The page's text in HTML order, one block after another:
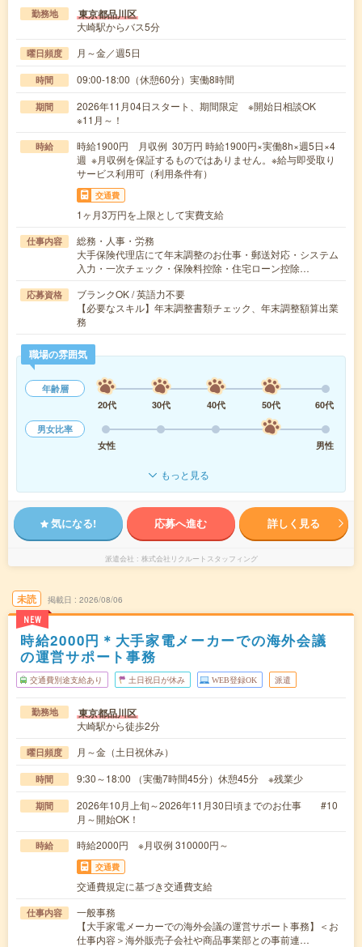
勤務地 東京都品川区
大崎駅からバス5分
曜日頻度 月～金／週5日
時間 09:00-18:00（休憩60分）実働8時間
期間
2026年11月04日スタート、期間限定 ※開始日相談OK
※11月～！
時給
時給1900円 月収例 30万円 時給1900円×実働8h×週5日×4
週 ※月収例を保証するものではありません。※給与即受取り
サービス利用可（利用条件有）
交通費
1ヶ月3万円を上限として実費支給
仕事内容
総務・人事・労務
大手保険代理店にて年末調整のお仕事・郵送対応・システム
入力・一次チェック・保険料控除・住宅ローン控除…
応募資格
ブランクOK / 英語力不要
【必要なスキル】年末調整書類チェック、年末調整額算出業
務
職場の雰囲気
年齢層
20代
30代 40代 50代
60代
男女比率
女性
男性
もっと見る
気になる! 応募へ進む 詳しく見る
派遣会社 株式会社リクルートスタッフィング
未読
NEW
掲載日 2026/08/06
時給2000円＊大手家電メーカーでの海外会議
の運営サポート事務
交通費別途支給あり 土日祝日が休み WEB登録OK 派遣
勤務地 東京都品川区
大崎駅から徒歩2分
曜日頻度 月～金（土日祝休み）
時間 9:30～18:00 （実働7時間45分）休憩45分 ※残業少
期間
2026年10月上旬～2026年11月30日頃までのお仕事 #10
月～開始OK！
時給 時給2000円 ※月収例 310000円～
交通費
交通費規定に基づき交通費支給
仕事内容
一般事務
【大手家電メーカーでの海外会議の運営サポート事務】＜お
仕事内容＞海外販売子会社や商品事業部との事前連…